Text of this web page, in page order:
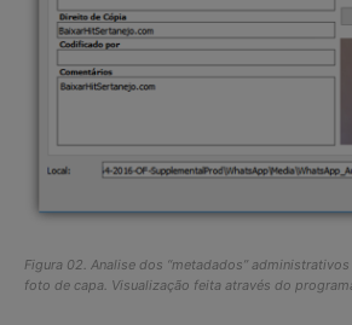
Figura 02. Analise dos “metadados”
foto de capa. Visualização feita através do